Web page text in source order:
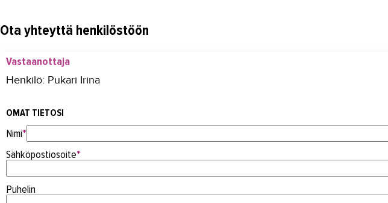
Ota yhteyttä henkilöstöön
Vastaanottaja
Henkilö: Pukari Irina
OMAT TIETOSI
Nimi*
Sähköpostiosoite*
Puhelin